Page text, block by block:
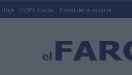
Roja COPE Ceuta Portal del suscriptor